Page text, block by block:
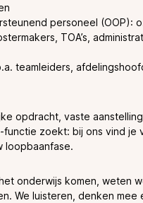
personeel (OOP):
TOA’s,
teamleiders,
opdracht, vaste
zoekt: bij ons vind je
loopbaanfase.
onderwijs komen, weten
We luisteren, denken mee